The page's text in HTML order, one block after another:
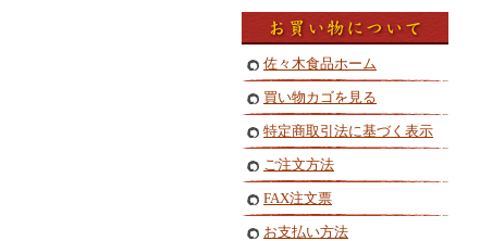
佐々木食品ホーム
買い物カゴを見る
特定商取引法に基づく表示
ご注文方法
FAX注文票
お支払い方法